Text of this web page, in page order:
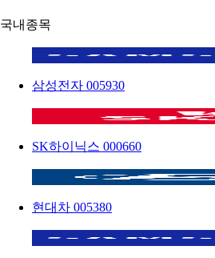
국내종목
삼성전자 005930
SK하이닉스 000660
현대차 005380